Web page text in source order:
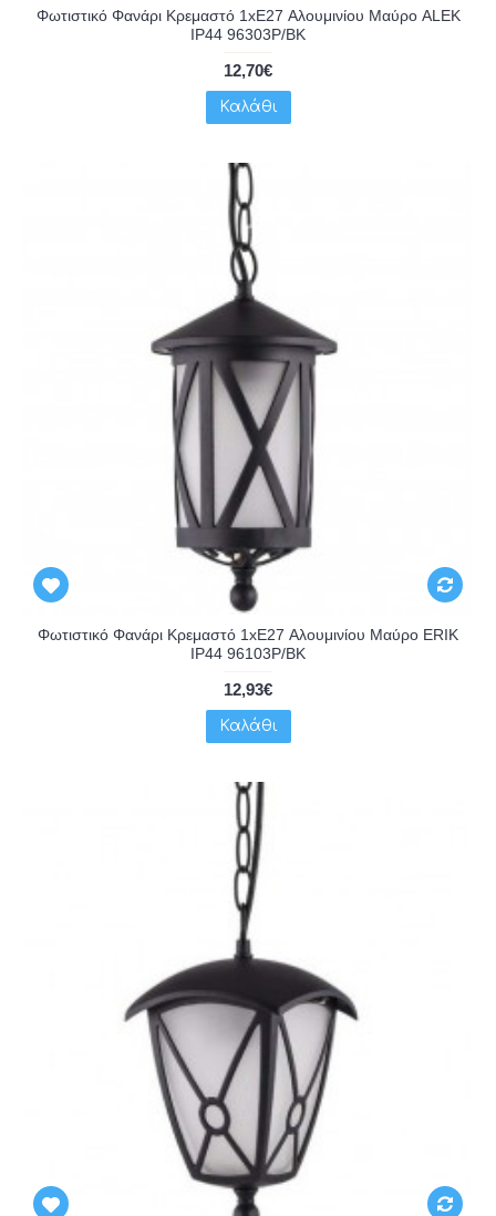
Φωτιστικό Φανάρι Κρεμαστό 1xE27 Αλουμινίου Μαύρο ALEK
IP44 96303P/BK
12,70€
Καλάθι
Φωτιστικό Φανάρι Κρεμαστό 1xE27 Αλουμινίου Μαύρο ERIK
IP44 96103P/BK
12,93€
Καλάθι